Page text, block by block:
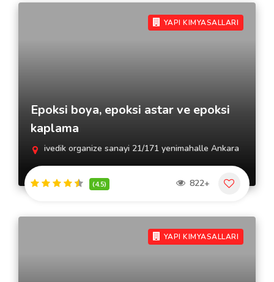
YAPI KIMYASALLARI
Epoksi boya, epoksi astar ve epoksi
kaplama
ivedik organize sanayi 21/171 yenimahalle Ankara
(4.5) 822+
YAPI KIMYASALLARI